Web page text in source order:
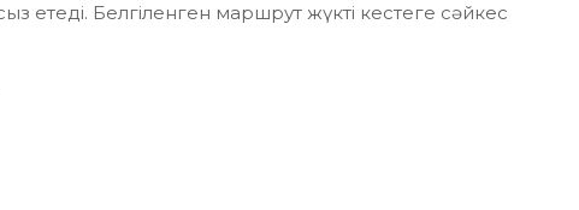
етеді. Белгіленген маршрут жүкті кестеге сәйкес